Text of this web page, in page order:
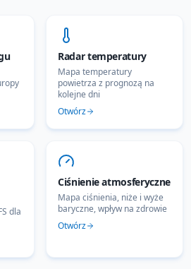
Radar temperatury
Mapa temperatury
powietrza z prognozą na
kolejne dni
Otwórz
dla
Ciśnienie atmosferyczne
Mapa ciśnienia, niże i wyże
baryczne, wpływ na zdrowie
Otwórz